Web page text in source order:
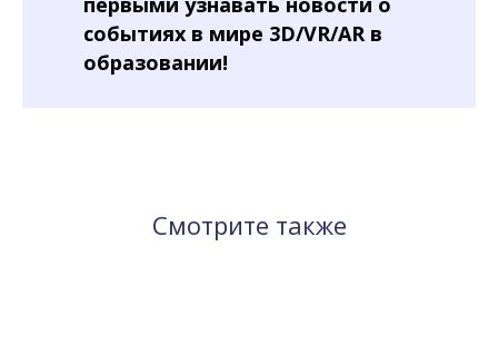
событиях в мире 3D/VR/AR в
образовании!
Смотрите также